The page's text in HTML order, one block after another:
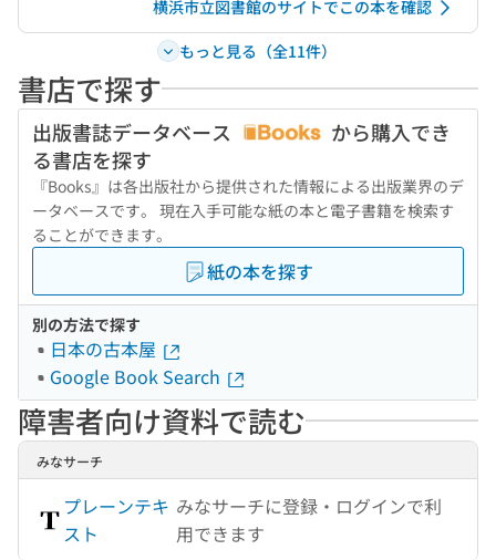
横浜市立図書館のサイトでこの本を確認
もっと見る（全11件）
書店で探す
出版書誌データベース
から購入でき
る書店を探す
『Books』は各出版社から提供された情報による出版業界のデ
ータベースです。 現在入手可能な紙の本と電子書籍を検索す
ることができます。
紙の本を探す
別の方法で探す
日本の古本屋
Google Book Search
障害者向け資料で読む
みなサーチ
プレーンテキ
スト
みなサーチに登録・ログインで利
用できます